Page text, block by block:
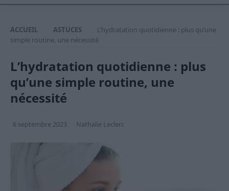
ACCUEIL ASTUCES
L’hydratation quotidienne : plus qu’une
simple routine, une nécessité
L’hydratation quotidienne : plus
qu’une simple routine, une
nécessité
6 septembre 2023 Nathalie Leclerc